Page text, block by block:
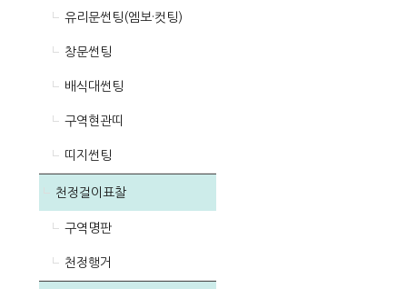
유리문썬팅(엠보·컷팅)
창문썬팅
배식대썬팅
구역현관띠
띠지썬팅
천정걸이표찰
구역명판
천정행거